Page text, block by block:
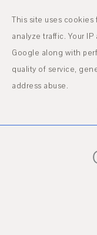
This site uses
analyze traffic. Your
Google along with
quality of service,
address abuse.